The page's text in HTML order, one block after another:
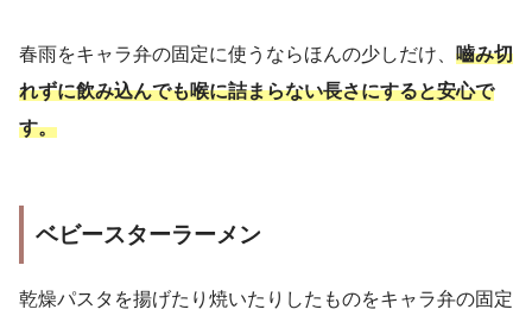
春雨をキャラ弁の固定に使うならほんの少しだけ、 嚙み切
れずに飲み込んでも喉に詰まらない長さにすると安心で
す。
ベビースターラーメン
乾燥パスタを揚げたり焼いたりしたものをキャラ弁の固定